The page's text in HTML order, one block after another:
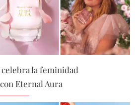
la feminidad
Eternal Aura